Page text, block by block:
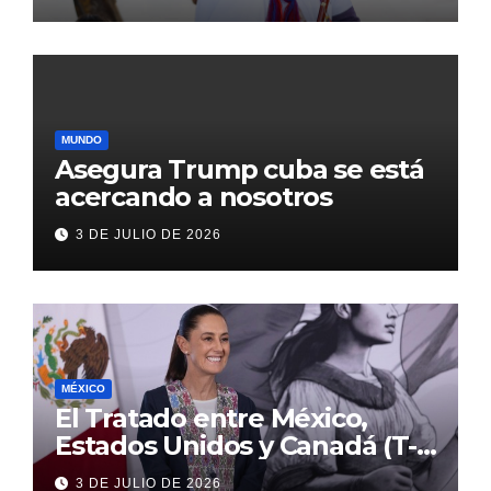
MUNDO
Asegura Trump cuba se está
acercando a nosotros
3 DE JULIO DE 2026
MÉXICO
El Tratado entre México,
Estados Unidos y Canadá (T-
MEC) se mantiene hasta el
3 DE JULIO DE 2026